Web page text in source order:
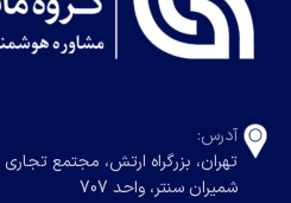
آدرس:
تهران، بزرگراه ارتش، مجتمع تجاری
شمیران سنتر، واحد 707